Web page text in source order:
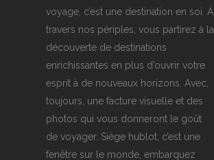
voyage, c’est une destination en soi. À
travers nos périples, vous partirez à la
découverte de destinations
enrichissantes en plus d’ouvrir votre
esprit à de nouveaux horizons. Avec,
toujours, une facture visuelle et des
photos qui vous donneront le goût
de voyager. Siège hublot, c’est une
fenêtre sur le monde, embarquez